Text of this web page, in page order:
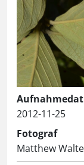
2012-11-25
Fotograf
Matthew